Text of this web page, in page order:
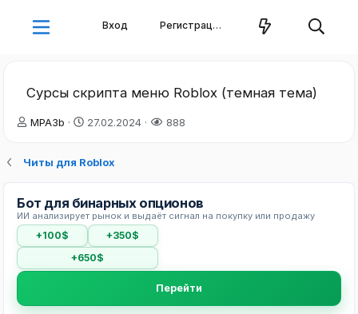
Вход Регистрация
Сурсы скрипта меню Roblox (темная тема)
А
о
е
м
ы
MPA3b
Д
а
ч
а
а
27.02.2024 888
Читы для Roblox
Бот для бинарных опционов
ИИ анализирует рынок и выдаёт сигнал на покупку или продажу
+100$
+350$
+650$
Перейти